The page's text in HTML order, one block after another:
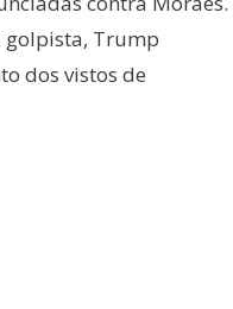
Trump
dos vistos de